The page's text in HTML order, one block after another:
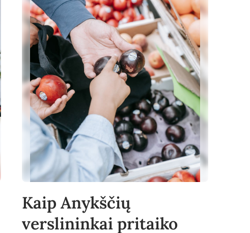
Kaip Anykščių
verslininkai pritaiko